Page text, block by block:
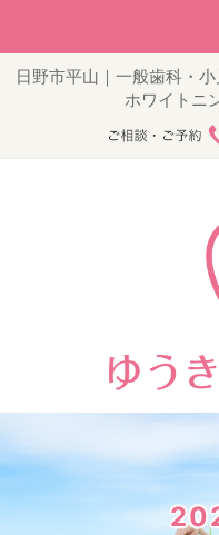
日野市平山｜一般歯科・
ホワイトニ